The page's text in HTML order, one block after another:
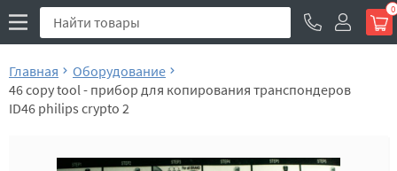
0
Главная
Оборудование
46 copy tool - прибор для копирования транспондеров
ID46 philips crypto 2